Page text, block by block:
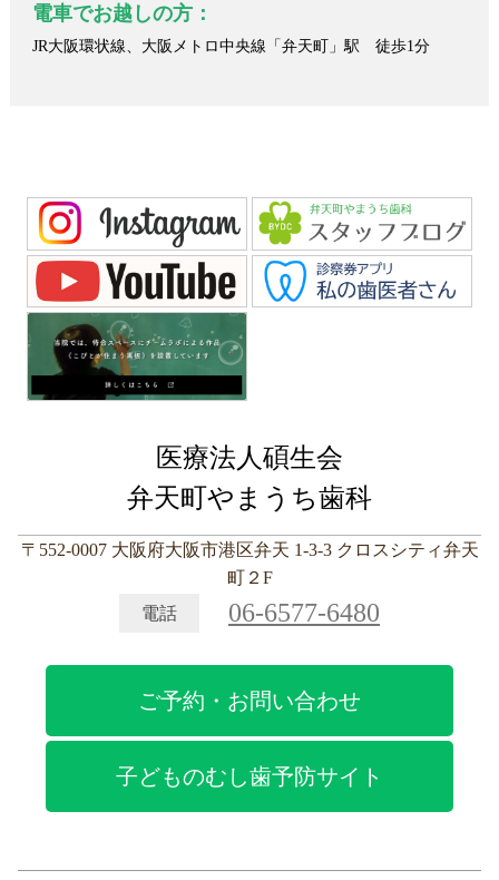
電車でお越しの方：
JR大阪環状線、大阪メトロ中央線「弁天町」駅 徒歩1分
医療法人碩生会
弁天町やまうち歯科
〒552-0007 大阪府大阪市港区弁天 1-3-3 クロスシティ弁天
町２F
電話
06-6577-6480
ご予約・お問い合わせ
子どものむし歯予防サイト